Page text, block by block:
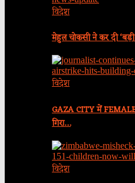
विदेश
मेहुल चोकसी ने कर दी
विदेश
GAZA CITY में
गिरा…
विदेश